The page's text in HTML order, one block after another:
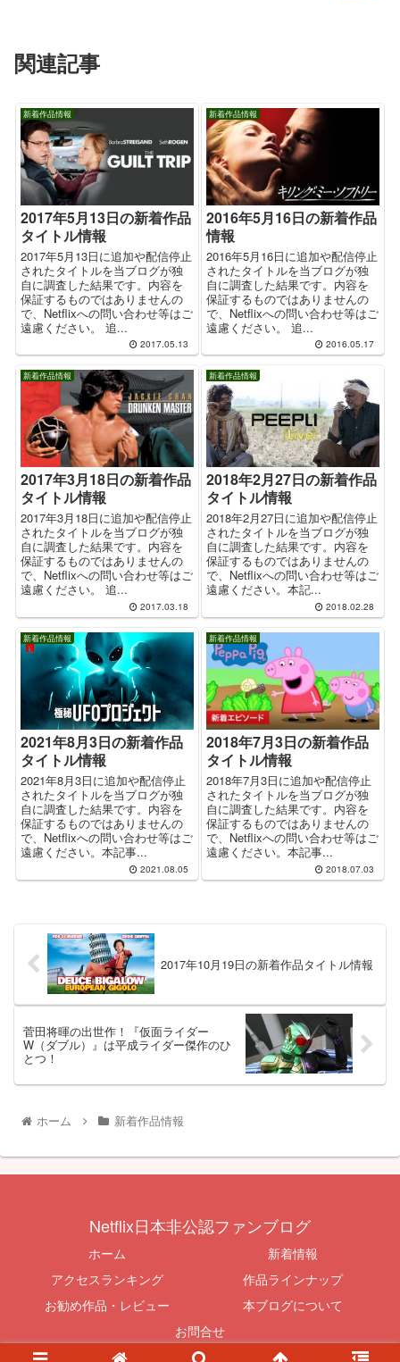
関連記事
新着作品情報
2017年5月13日の新着作品
タイトル情報
2017年5月13日に追加や配信停止
されたタイトルを当ブログが独
自に調査した結果です。内容を
保証するものではありませんの
で、Netflixへの問い合わせ等はご
遠慮ください。 追...
2017.05.13
新着作品情報
2016年5月16日の新着作品
情報
2016年5月16日に追加や配信停止
されたタイトルを当ブログが独
自に調査した結果です。内容を
保証するものではありませんの
で、Netflixへの問い合わせ等はご
遠慮ください。 追...
2016.05.17
新着作品情報
2017年3月18日の新着作品
タイトル情報
2017年3月18日に追加や配信停止
されたタイトルを当ブログが独
自に調査した結果です。内容を
保証するものではありませんの
で、Netflixへの問い合わせ等はご
遠慮ください。 追...
2017.03.18
新着作品情報
2018年2月27日の新着作品
タイトル情報
2018年2月27日に追加や配信停止
されたタイトルを当ブログが独
自に調査した結果です。内容を
保証するものではありませんの
で、Netflixへの問い合わせ等はご
遠慮ください。本記...
2018.02.28
新着作品情報
2021年8月3日の新着作品
タイトル情報
2021年8月3日に追加や配信停止
されたタイトルを当ブログが独
自に調査した結果です。内容を
保証するものではありませんの
で、Netflixへの問い合わせ等はご
遠慮ください。本記事...
2021.08.05
新着作品情報
2018年7月3日の新着作品
タイトル情報
2018年7月3日に追加や配信停止
されたタイトルを当ブログが独
自に調査した結果です。内容を
保証するものではありませんの
で、Netflixへの問い合わせ等はご
遠慮ください。本記事...
2018.07.03
2017年10月19日の新着作品タイトル情報
菅田将暉の出世作！『仮面ライダー
W（ダブル）』は平成ライダー傑作のひ
とつ！
ホーム 新着作品情報
Netflix日本非公認ファンブログ
ホーム
新着情報
アクセスランキング
作品ラインナップ
お勧め作品・レビュー
本ブログについて
お問合せ